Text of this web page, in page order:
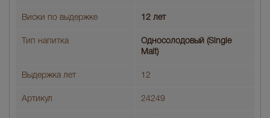
Виски по выдержке 12 лет
Тип напитка
Односолодовый (Single
Malt)
Выдержка лет 12
Артикул 24249